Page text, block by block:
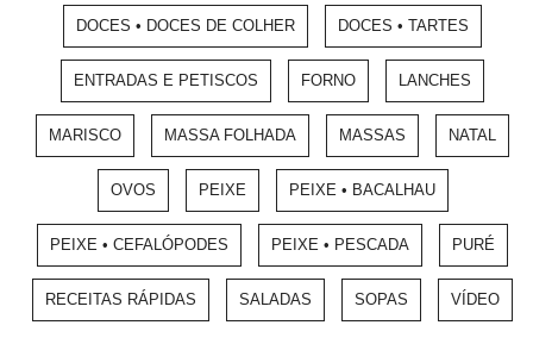
DOCES • DOCES DE COLHER DOCES • TARTES
ENTRADAS E PETISCOS FORNO LANCHES
MARISCO MASSA FOLHADA MASSAS NATAL
OVOS PEIXE PEIXE • BACALHAU
PEIXE • CEFALÓPODES PEIXE • PESCADA PURÉ
RECEITAS RÁPIDAS SALADAS SOPAS VÍDEO